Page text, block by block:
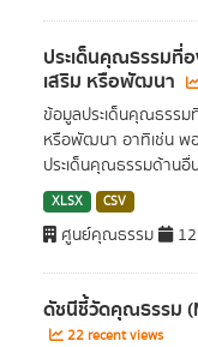
ประเด็นคุณธรรมที่
เสริม หรือพัฒนา
ข้อมูลประเด็นคุณธรร
หรือพัฒนา อาทิเช่น พ
ประเด็นคุณธรรมด้านอื่
XLSX CSV
ศูนย์คุณธรรม 12
ดัชนีชี้วัดคุณธรรม
22 recent views